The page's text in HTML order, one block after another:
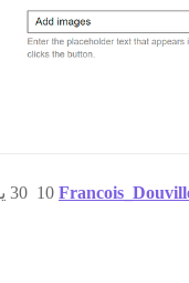
30 يونيو 2018، 7:26ص 10